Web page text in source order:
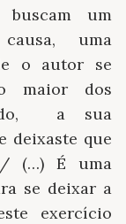
um
uma
o autor se
maior dos
a sua
deixaste que
/ (…) É uma
se deixar a
exercício